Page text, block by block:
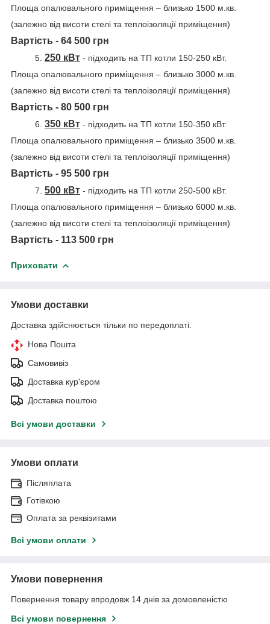
Площа опалювального приміщення – близько 1500 м.кв.
(залежно від висоти стелі та теплоізоляції приміщення)
Вартість - 64 500 грн
5. 250 кВт - підходить на ТП котли 150-250 кВт.
Площа опалювального приміщення – близько 3000 м.кв.
(залежно від висоти стелі та теплоізоляції приміщення)
Вартість - 80 500 грн
6. 350 кВт - підходить на ТП котли 150-350 кВт.
Площа опалювального приміщення – близько 3500 м.кв.
(залежно від висоти стелі та теплоізоляції приміщення)
Вартість - 95 500 грн
7. 500 кВт - підходить на ТП котли 250-500 кВт.
Площа опалювального приміщення – близько 6000 м.кв.
(залежно від висоти стелі та теплоізоляції приміщення)
Вартість - 113 500 грн
Приховати
Умови доставки
Доставка здійснюється тільки по передоплаті.
Нова Пошта
Самовивіз
Доставка кур'єром
Доставка поштою
Всі умови доставки
Умови оплати
Післяплата
Готівкою
Оплата за реквізитами
Всі умови оплати
Умови повернення
Повернення товару впродовж 14 днів за домовленістю
Всі умови повернення